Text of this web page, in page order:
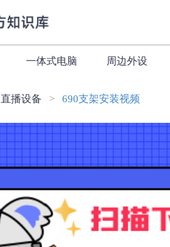
一体式电脑 周边外设
直播设备 690支架安装视频